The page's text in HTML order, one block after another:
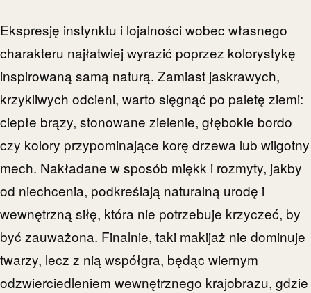
Ekspresję instynktu i lojalności wobec własnego
charakteru najłatwiej wyrazić poprzez kolorystykę
inspirowaną samą naturą. Zamiast jaskrawych,
krzykliwych odcieni, warto sięgnąć po paletę ziemi:
ciepłe brązy, stonowane zielenie, głębokie bordo
czy kolory przypominające korę drzewa lub wilgotny
mech. Nakładane w sposób miękk i rozmyty, jakby
od niechcenia, podkreślają naturalną urodę i
wewnętrzną siłę, która nie potrzebuje krzyczeć, by
być zauważona. Finalnie, taki makijaż nie dominuje
twarzy, lecz z nią współgra, będąc wiernym
odzwierciedleniem wewnętrznego krajobrazu, gdzie